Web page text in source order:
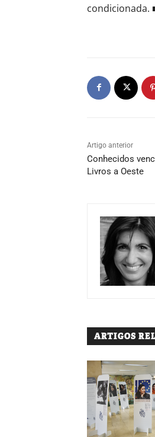
condicionada.
Artigo anterior
Conhecidos
Livros a Oeste
ARTIGOS